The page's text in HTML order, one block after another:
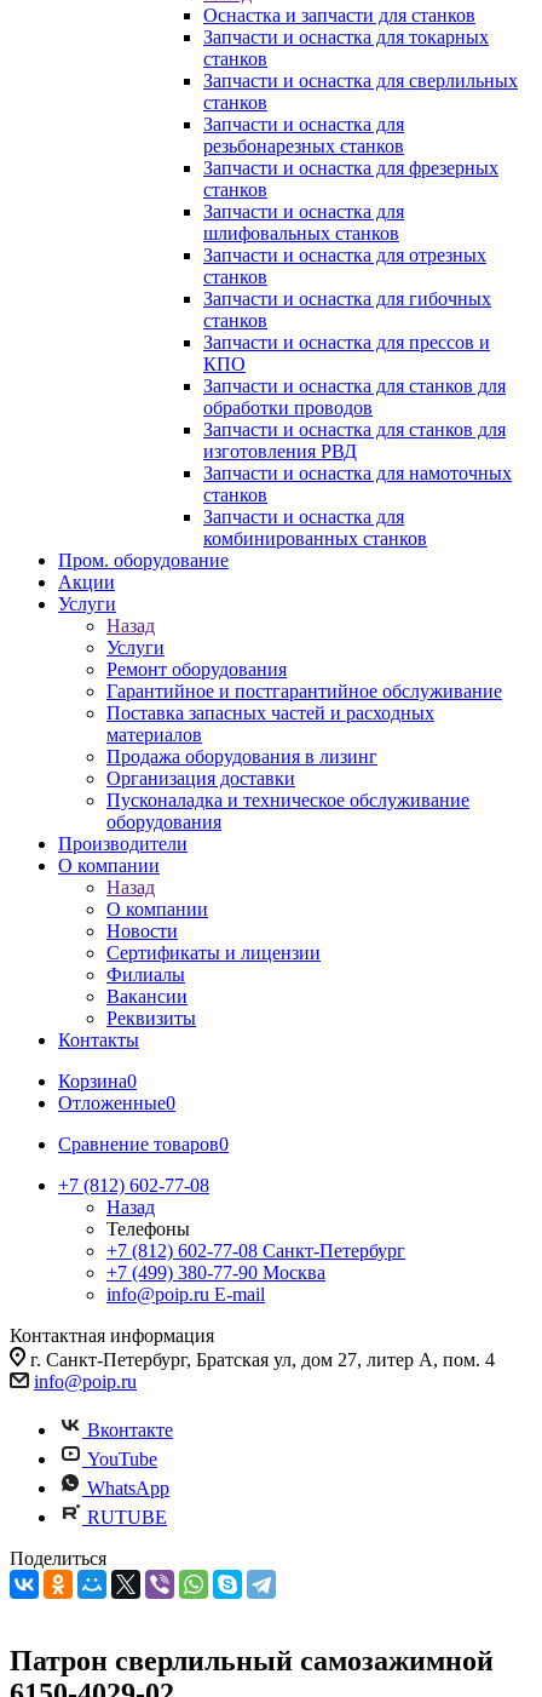
Оснастка и запчасти для станков
Запчасти и оснастка для токарных
станков
Запчасти и оснастка для сверлильных
станков
Запчасти и оснастка для
резьбонарезных станков
Запчасти и оснастка для фрезерных
станков
Запчасти и оснастка для
шлифовальных станков
Запчасти и оснастка для отрезных
станков
Запчасти и оснастка для гибочных
станков
Запчасти и оснастка для прессов и
КПО
Запчасти и оснастка для станков для
обработки проводов
Запчасти и оснастка для станков для
изготовления РВД
Запчасти и оснастка для намоточных
станков
Запчасти и оснастка для
комбинированных станков
Пром. оборудование
Акции
Услуги
Назад
Услуги
Ремонт оборудования
Гарантийное и постгарантийное обслуживание
Поставка запасных частей и расходных
материалов
Продажа оборудования в лизинг
Организация доставки
Пусконаладка и техническое обслуживание
оборудования
Производители
О компании
Назад
О компании
Новости
Сертификаты и лицензии
Филиалы
Вакансии
Реквизиты
Контакты
Корзина0
Отложенные0
Сравнение товаров0
+7 (812) 602-77-08
Назад
Телефоны
+7 (812) 602-77-08 Санкт-Петербург
+7 (499) 380-77-90 Москва
info@poip.ru E-mail
Контактная информация
г. Санкт-Петербург, Братская ул, дом 27, литер А, пом. 4
info@poip.ru
Вконтакте
YouTube
WhatsApp
RUTUBE
Поделиться
Патрон сверлильный самозажимной